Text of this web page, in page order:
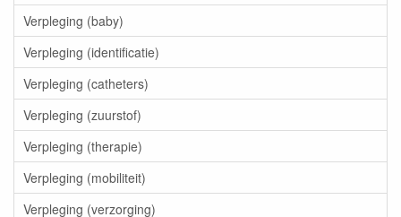
Verpleging (baby)
Verpleging (identificatie)
Verpleging (catheters)
Verpleging (zuurstof)
Verpleging (therapie)
Verpleging (mobiliteit)
Verpleging (verzorging)